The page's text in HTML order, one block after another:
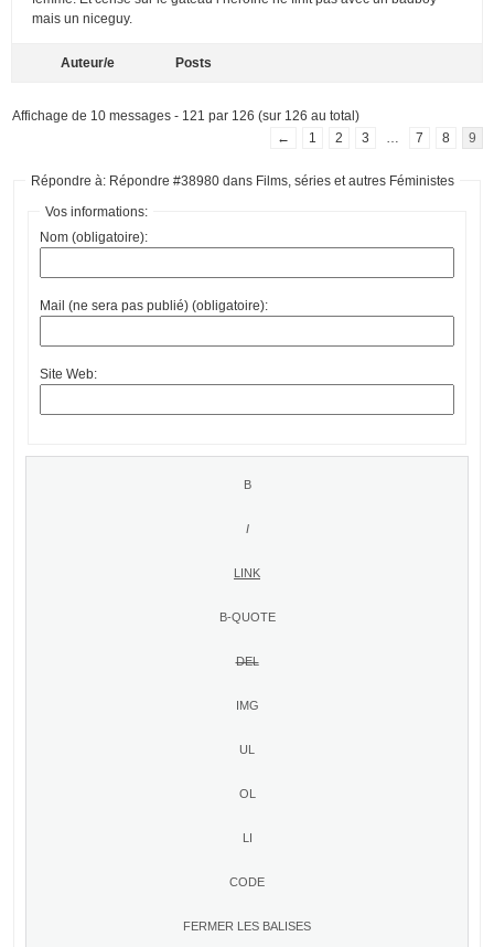
mais un niceguy.
Auteur/e Posts
Affichage de 10 messages - 121 par 126 (sur 126 au total)
←
1 2 3 7 8 9
Répondre à: Répondre #38980 dans Films, séries et autres Féministes
Vos informations:
Nom (obligatoire):
Mail (ne sera pas publié) (obligatoire):
Site Web: